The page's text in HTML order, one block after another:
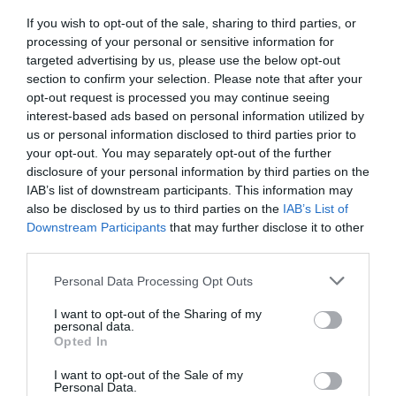
If you wish to opt-out of the sale, sharing to third parties, or
processing of your personal or sensitive information for
targeted advertising by us, please use the below opt-out
section to confirm your selection. Please note that after your
opt-out request is processed you may continue seeing
interest-based ads based on personal information utilized by
us or personal information disclosed to third parties prior to
your opt-out. You may separately opt-out of the further
disclosure of your personal information by third parties on the
IAB’s list of downstream participants. This information may
also be disclosed by us to third parties on the IAB’s List of
Downstream Participants that may further disclose it to other
Please note that this website/app uses one or more Google
not limited to your visit or usage behaviour. You may click to
grant or deny consent to Google and its third-party tags to
use your data for below specified purposes in below Google
consent section.
Personal Data Processing Opt Outs
I want to opt-out of the Sharing of my
personal data.
Opted In
I want to opt-out of the Sale of my
Personal Data.
Oxitocin és vazopresszin szint emelkedik, ami
kötődést és biztonságérzetet épít. A szerotonin
szint változása miatt megszűnhet a realitásérzék
egy része. Idealizálsz.
Ez nem érzés. Ez egy neurokémiai állapot.
Amikor viszont jön a csalódás, ugyanaz a rendszer
másik irányba billen: dopamin leesik, motiváció
csökken, kortizol emelkedik, stressz, oxitocin
rendszer „megszakad”, kötődés sérül.
Ez egy biokémiai törés.
Ez is érdekelhet!